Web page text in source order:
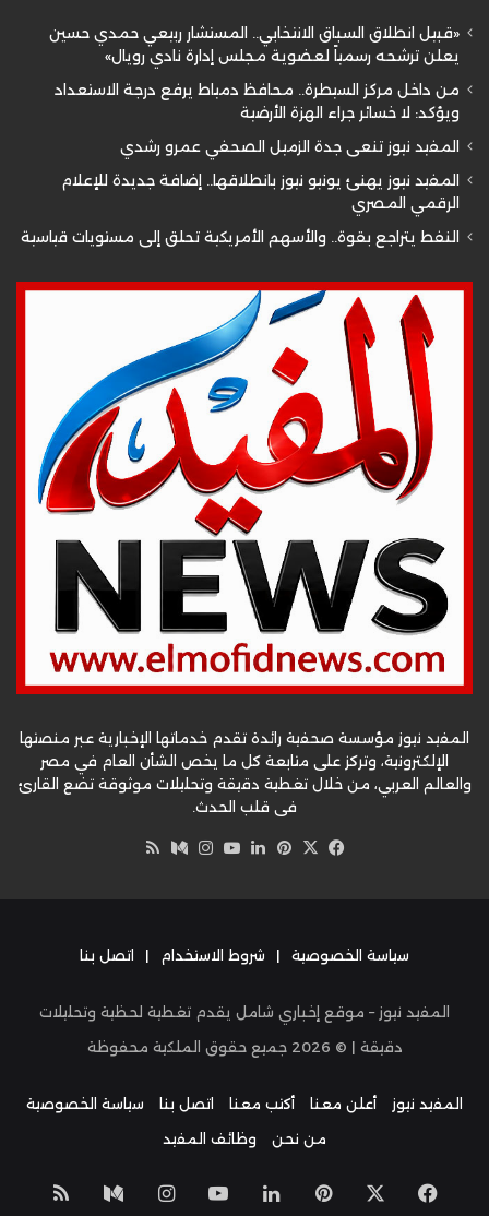
«قبيل انطلاق السباق الانتخابي.. المستشار ربيعي حمدي حسين
يعلن ترشحه رسمياً لعضوية مجلس إدارة نادي رويال»
من داخل مركز السيطرة.. محافظ دمياط يرفع درجة الاستعداد
ويؤكد: لا خسائر جراء الهزة الأرضية
المفيد نيوز تنعى جدة الزميل الصحفي عمرو رشدي
المفيد نيوز يهنئ يونيو نيوز بانطلاقها.. إضافة جديدة للإعلام
الرقمي المصري
النفط يتراجع بقوة.. والأسهم الأمريكية تحلق إلى مستويات قياسية
المفيد نيوز مؤسسة صحفية رائدة تقدم خدماتها الإخبارية عبر منصتها
الإلكترونية، وتركز على متابعة كل ما يخص الشأن العام في مصر
والعالم العربي، من خلال تغطية دقيقة وتحليلات موثوقة تضع القارئ
في قلب الحدث.
فيسبوك
‫X بينتيريست
لينكدإن‫YouTube
انستقرام
وسط
سياسة الخصوصية | شروط الاستخدام | اتصل بنا
المفيد نيوز – موقع إخباري شامل يقدم تغطية لحظية وتحليلات
دقيقة | © 2026 جميع حقوق الملكية محفوظة
المفيد نيوز أعلن معنا أكتب معنا اتصل بنا
سياسة الخصوصية
من نحن
وظائف المفيد
فيسبوك بينتيريست
لينكدإن‫YouTube
انستقراموسط